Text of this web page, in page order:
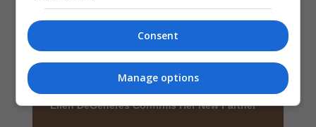
Consent
Manage options